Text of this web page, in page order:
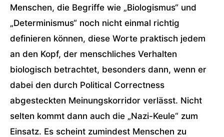
Menschen, die Begriffe wie „Biologismus“ und
„Determinismus“ noch nicht einmal richtig
definieren können, diese Worte praktisch jedem
an den Kopf, der menschliches Verhalten
biologisch betrachtet, besonders dann, wenn er
dabei den durch Political Correctness
abgesteckten Meinungskorridor verlässt. Nicht
selten kommt dann auch die „Nazi-Keule“ zum
Einsatz. Es scheint zumindest Menschen zu